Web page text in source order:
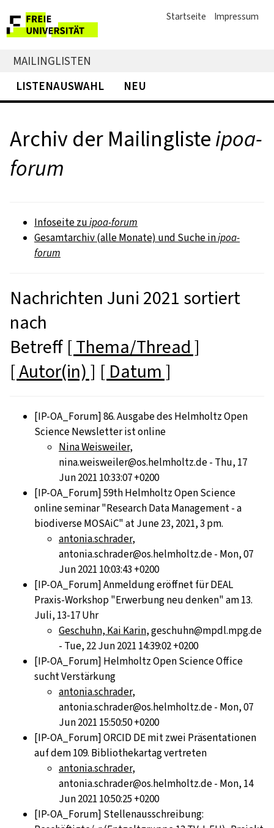
Startseite Impressum
MAILINGLISTEN
LISTENAUSWAHL
NEU
Archiv der Mailinglisteipoa-
forum
Infoseite zuipoa-forum
Gesamtarchiv (alle Monate) und Suche inipoa-
forum
Nachrichten Juni 2021 sortiert
nach
Betreff [ Thema/Thread ]
[ Autor(in) ] [ Datum ]
[IP-OA_Forum] 86. Ausgabe des Helmholtz Open
Science Newsletter ist online
Nina Weisweiler,
nina.weisweiler@os.helmholtz.de - Thu, 17
Jun 2021 10:33:07 +0200
[IP-OA_Forum] 59th Helmholtz Open Science
online seminar "Research Data Management - a
biodiverse MOSAiC" at June 23, 2021, 3 pm.
antonia.schrader,
antonia.schrader@os.helmholtz.de - Mon, 07
Jun 2021 10:03:43 +0200
[IP-OA_Forum] Anmeldung eröffnet für DEAL
Praxis-Workshop "Erwerbung neu denken" am 13.
Juli, 13-17 Uhr
Geschuhn, Kai Karin, geschuhn@mpdl.mpg.de
- Tue, 22 Jun 2021 14:39:02 +0200
[IP-OA_Forum] Helmholtz Open Science Office
sucht Verstärkung
antonia.schrader,
antonia.schrader@os.helmholtz.de - Mon, 07
Jun 2021 15:50:50 +0200
[IP-OA_Forum] ORCID DE mit zwei Präsentationen
auf dem 109. Bibliothekartag vertreten
antonia.schrader,
antonia.schrader@os.helmholtz.de - Mon, 14
Jun 2021 10:50:25 +0200
[IP-OA_Forum] Stellenausschreibung: